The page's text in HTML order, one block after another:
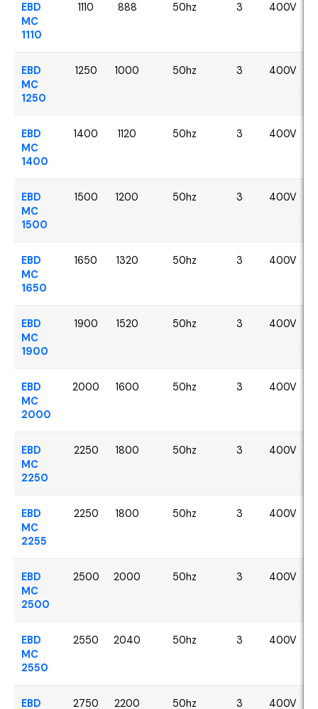
EBD
MC
1110
1110 888 50hz 3 400V
EBD
MC
1250
1250 1000 50hz 3 400V
EBD
MC
1400
1400 1120 50hz 3 400V
EBD
MC
1500
1500 1200 50hz 3 400V
EBD
MC
1650
1650 1320 50hz 3 400V
EBD
MC
1900
1900 1520 50hz 3 400V
EBD
MC
2000
2000 1600 50hz 3 400V
EBD
MC
2250
2250 1800 50hz 3 400V
EBD
MC
2255
2250 1800 50hz 3 400V
EBD
MC
2500
2500 2000 50hz 3 400V
EBD
MC
2550
2550 2040 50hz 3 400V
EBD
2750 2200 50hz 3 400V